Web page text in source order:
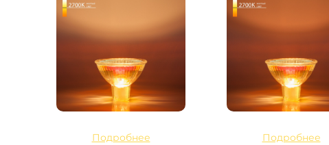
Подробнее Подробнее